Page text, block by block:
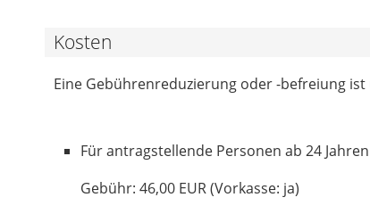
Kosten
Eine Gebührenreduzierung oder -befreiung
Für antragstellende Personen ab 24
Gebühr: 46,00 EUR (Vorkasse: ja)